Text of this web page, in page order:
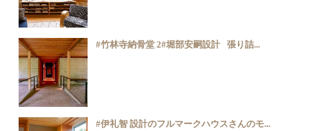
#竹林寺納骨堂 2#堀部安嗣設計⠀張り詰...
#伊礼智 設計のフルマークハウスさんのモ...